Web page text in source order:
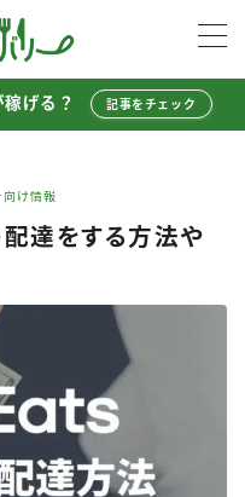
げる？ 記事をチェック
け情報
達をする方法や